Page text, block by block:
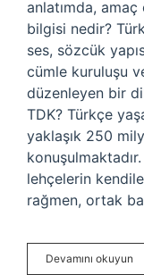
anlatımda,
bilgisi nedir?
ses, sözcük
cümle kuruluşu
düzenleyen bir
TDK? Türkçe
yaklaşık 250
lehçelerin
rağmen, ortak
Devamını okuyun